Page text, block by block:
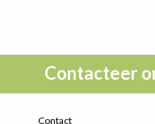
Contacteer
Contact